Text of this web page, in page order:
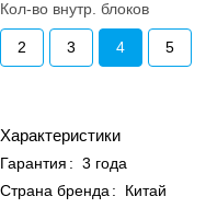
Кол-во внутр. блоков
2 3 4 5
Характеристики
Гарантия : 3 года
Страна бренда :
Китай